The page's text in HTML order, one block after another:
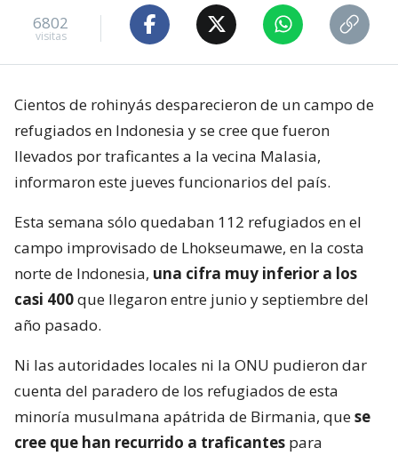
6802
visitas
Cientos de rohinyás desparecieron de un campo de
refugiados en Indonesia y se cree que fueron
llevados por traficantes a la vecina Malasia,
informaron este jueves funcionarios del país.
Esta semana sólo quedaban 112 refugiados en el
campo improvisado de Lhokseumawe, en la costa
norte de Indonesia, una cifra muy inferior a los
casi 400que llegaron entre junio y septiembre del
año pasado.
Ni las autoridades locales ni la ONU pudieron dar
cuenta del paradero de los refugiados de esta
minoría musulmana apátrida de Birmania, quese
cree que han recurrido a traficantes para